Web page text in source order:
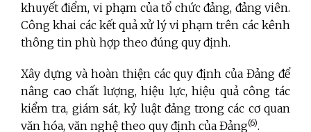
khuyết điểm, vi phạm của tổ chức đảng, đảng viên.
Công khai các kết quả xử lý vi phạm trên các kênh
thông tin phù hợp theo đúng quy định.
Xây dựng và hoàn thiện các quy định của Đảng để
nâng cao chất lượng, hiệu lực, hiệu quả công tác
kiểm tra, giám sát, kỷ luật đảng trong các cơ quan
văn hóa, văn nghệ theo quy định của Đảng(6).